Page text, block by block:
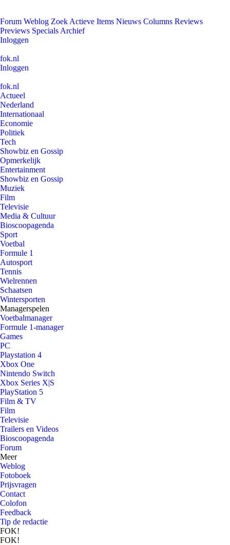
Forum Weblog Zoek Actieve Items Nieuws Columns Reviews
Previews Specials Archief
Inloggen
fok.nl
Inloggen
fok.nl
Actueel
Nederland
Internationaal
Economie
Politiek
Tech
Showbiz en Gossip
Opmerkelijk
Entertainment
Showbiz en Gossip
Muziek
Film
Televisie
Media & Cultuur
Bioscoopagenda
Sport
Voetbal
Formule 1
Autosport
Tennis
Wielrennen
Schaatsen
Wintersporten
Managerspelen
Voetbalmanager
Formule 1-manager
Games
PC
Playstation 4
Xbox One
Nintendo Switch
Xbox Series X|S
PlayStation 5
Film & TV
Film
Televisie
Trailers en Videos
Bioscoopagenda
Forum
Meer
Weblog
Fotoboek
Prijsvragen
Contact
Colofon
Feedback
Tip de redactie
FOK!
FOK!